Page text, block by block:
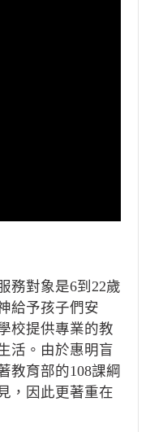
務對象是6到22歲
給予孩子們安
校提供專業的教
活。 由於惠明盲
教育部的108課綱
，因此更著重在